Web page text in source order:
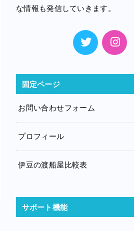
な情報も発信していきます。
固定ページ
お問い合わせフォーム
プロフィール
伊豆の渡船屋比較表
サポート機能